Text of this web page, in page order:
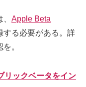
Apple Beta
する必要がある。詳
。
リックベータをイン